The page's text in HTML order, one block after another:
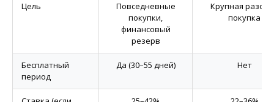
Цель
Повседневные
покупки,
финансовый
резерв
Крупная
покупка
Бесплатный
период
Да (30–55 дней) Нет